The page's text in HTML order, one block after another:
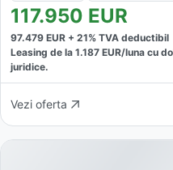
117.950 EUR
97.479 EUR + 21% TVA deductibil
Leasing de la 1.187 EUR/luna cu
juridice.
Vezi oferta